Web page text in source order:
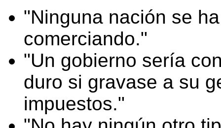
Ninguna nación se
comerciando.
Un gobierno sería
duro si gravase a su
impuestos.